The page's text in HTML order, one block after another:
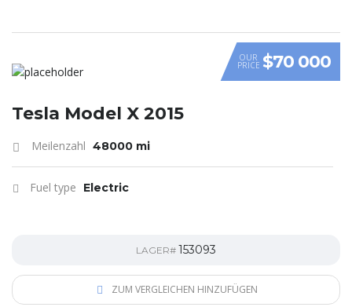
OUR
PRICE $70 000
Tesla Model X 2015
Meilenzahl 48000 mi
Fuel type Electric
LAGER# 153093
ZUM VERGLEICHEN HINZUFÜGEN